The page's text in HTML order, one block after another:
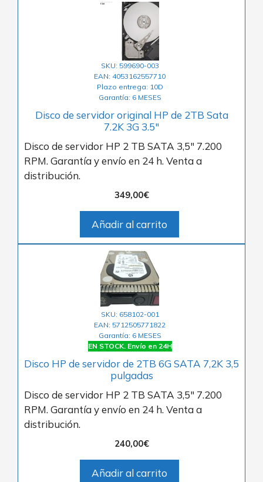
SKU: 599690-003
EAN: 4053162557710
Plazo entrega: 10D
Garantía: 6 MESES
Disco de servidor original HP de 2TB Sata
7.2K 3G 3.5″
Disco de servidor HP 2 TB SATA 3,5″ 7.200
RPM. Garantía y envío en 24 h. Venta a
distribución.
349,00€
Añadir al carrito
SKU: 658102-001
EAN: 5712505771822
Garantía: 6 MESES
EN STOCK. Envío en 24H
Disco HP de servidor de 2TB 6G SATA 7,2K 3,5
pulgadas
Disco de servidor HP 2 TB SATA 3,5″ 7.200
RPM. Garantía y envío en 24 h. Venta a
distribución.
240,00€
Añadir al carrito